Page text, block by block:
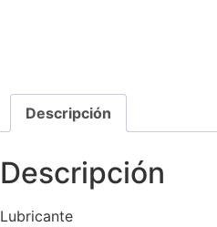
Descripción
Descripción
Lubricante